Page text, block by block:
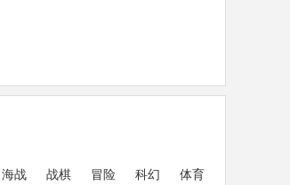
海战 战棋 冒险 科幻
体育